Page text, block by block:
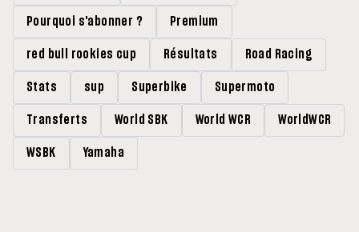
Pourquoi s'abonner ? Premium
red bull rookies cup Résultats Road Racing
Stats sup Superbike Supermoto
Transferts World SBK World WCR WorldWCR
WSBK Yamaha